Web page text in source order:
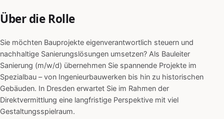
Über die Rolle
Sie möchten Bauprojekte eigenverantwortlich steuern und
nachhaltige Sanierungslösungen umsetzen? Als Bauleiter
Sanierung (m/w/d) übernehmen Sie spannende Projekte im
Spezialbau – von Ingenieurbauwerken bis hin zu historischen
Gebäuden. In Dresden erwartet Sie im Rahmen der
Direktvermittlung eine langfristige Perspektive mit viel
Gestaltungsspielraum.